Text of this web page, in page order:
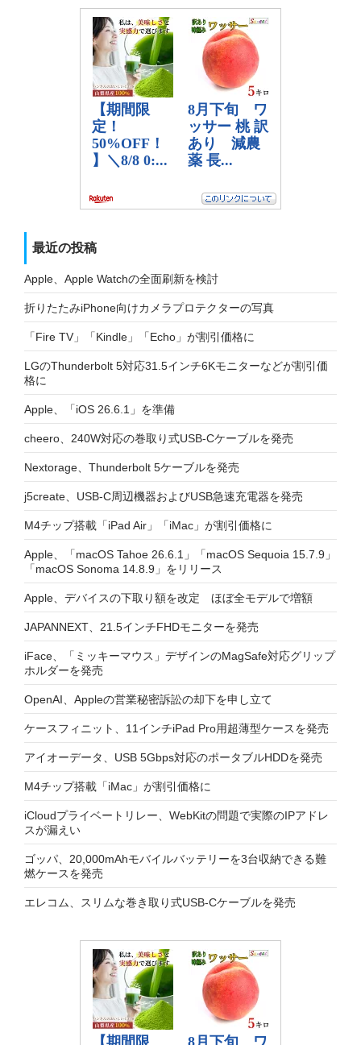
最近の投稿
Apple、Apple Watchの全面刷新を検討
折りたたみiPhone向けカメラプロテクターの写真
「Fire TV」「Kindle」「Echo」が割引価格に
LGのThunderbolt 5対応31.5インチ6Kモニターなどが割引価
格に
Apple、「iOS 26.6.1」を準備
cheero、240W対応の巻取り式USB-Cケーブルを発売
Nextorage、Thunderbolt 5ケーブルを発売
j5create、USB-C周辺機器およびUSB急速充電器を発売
M4チップ搭載「iPad Air」「iMac」が割引価格に
Apple、「macOS Tahoe 26.6.1」「macOS Sequoia 15.7.9」
「macOS Sonoma 14.8.9」をリリース
Apple、デバイスの下取り額を改定 ほぼ全モデルで増額
JAPANNEXT、21.5インチFHDモニターを発売
iFace、「ミッキーマウス」デザインのMagSafe対応グリップ
ホルダーを発売
OpenAI、Appleの営業秘密訴訟の却下を申し立て
ケースフィニット、11インチiPad Pro用超薄型ケースを発売
アイオーデータ、USB 5Gbps対応のポータブルHDDを発売
M4チップ搭載「iMac」が割引価格に
iCloudプライベートリレー、WebKitの問題で実際のIPアドレ
スが漏えい
ゴッパ、20,000mAhモバイルバッテリーを3台収納できる難
燃ケースを発売
エレコム、スリムな巻き取り式USB-Cケーブルを発売